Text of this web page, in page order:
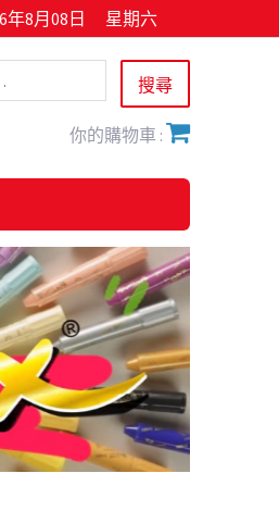
年8月08日 星期六
你的購物車 :